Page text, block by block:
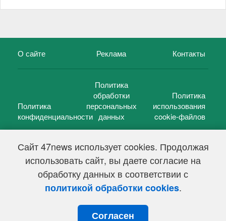
Сайт 47news использует cookies. Продолжая
использовать сайт, вы даете согласие на
обработку данных в соответствии с
политикой обработки cookies.
Согласен
О сайте Реклама Контакты
Политика
конфиденциальности
Политика
обработки
персональных
данных
Политика
использования
cookie-файлов
47 новостей (47 news)2005 — 2026 г.
Свидетельство о регистрации СМИ Эл № ФС 77-39848, выдано
Федеральной службой по надзору в сфере связи,
информационных технологий и массовых коммуникаций